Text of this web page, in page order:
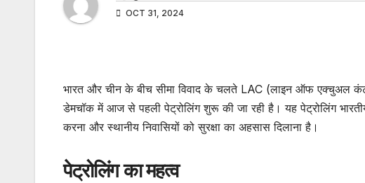
OCT 31, 2024
भारत और चीन के बीच सीमा विवाद के चलते LAC (लाइन ऑफ एक्चुअल
डेमचॉक में आज से पहली पेट्रोलिंग शुरू की जा रही है। यह पेट्रोलिंग भारतीय
करना और स्थानीय निवासियों को सुरक्षा का अहसास दिलाना है।
पेट्रोलिंग का महत्व